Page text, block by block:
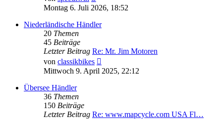
Beitrag
Montag 6. Juli 2026, 18:52
Niederländische Händler
20 Themen
45 Beiträge
Letzter Beitrag Re: Mr. Jim Motoren
von classikbikes
Beitrag
Mittwoch 9. April 2025, 22:12
Übersee Händler
36 Themen
150 Beiträge
Letzter Beitrag Re: www.mapcycle.com USA Fl…